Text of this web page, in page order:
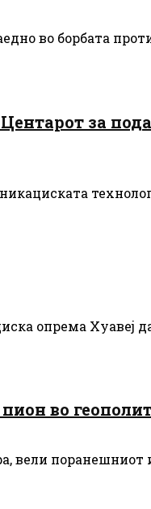
во борбата
за
опрема Хуавеј
во
вели